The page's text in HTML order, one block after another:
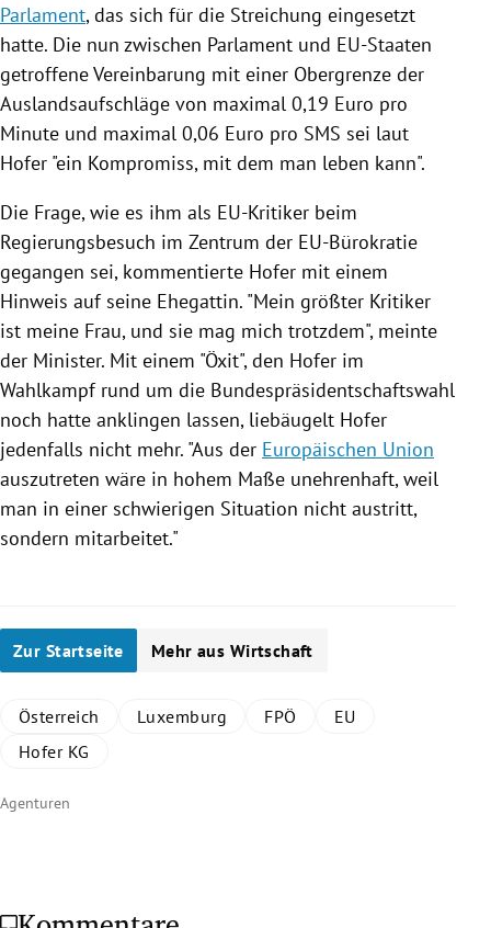
Parlament, das sich für die Streichung eingesetzt
hatte. Die nun zwischen Parlament und EU-Staaten
getroffene Vereinbarung mit einer Obergrenze der
Auslandsaufschläge von maximal 0,19 Euro pro
Minute und maximal 0,06 Euro pro SMS sei laut
Hofer "ein Kompromiss, mit dem man leben kann".
Die Frage, wie es ihm als EU-Kritiker beim
Regierungsbesuch im Zentrum der EU-Bürokratie
gegangen sei, kommentierte Hofer mit einem
Hinweis auf seine Ehegattin. "Mein größter Kritiker
ist meine Frau, und sie mag mich trotzdem", meinte
der Minister. Mit einem "Öxit", den Hofer im
Wahlkampfrund um die Bundespräsidentschaftswahl
noch hatte anklingen lassen, liebäugelt Hofer
jedenfalls nicht mehr. "Aus der Europäischen Union
auszutreten wäre in hohem Maße unehrenhaft, weil
man in einer schwierigen Situation nicht austritt,
sondern mitarbeitet."
Zur Startseite Mehr aus Wirtschaft
Österreich Luxemburg FPÖ
EU
Hofer KG
Agenturen